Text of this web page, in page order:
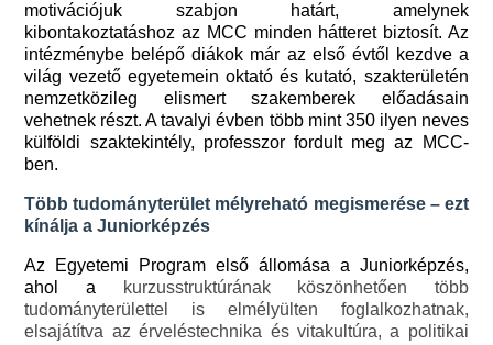
motivációjuk szabjon határt, amelynek
kibontakoztatáshoz az MCC minden hátteret biztosít. Az
intézménybe belépő diákok már az első évtől kezdve a
világ vezető egyetemein oktató és kutató, szakterületén
nemzetközileg elismert szakemberek előadásain
vehetnek részt. A tavalyi évben több mint 350 ilyen neves
külföldi szaktekintély, professzor fordult meg az MCC-
ben.
Több tudományterület mélyreható megismerése – ezt
kínálja a Juniorképzés
Az Egyetemi Program első állomása a Juniorképzés,
ahol a
kurzusstruktúrának köszönhetően több
tudományterülettel is elmélyülten foglalkozhatnak,
elsajátítva az érveléstechnika és vitakultúra, a politikai